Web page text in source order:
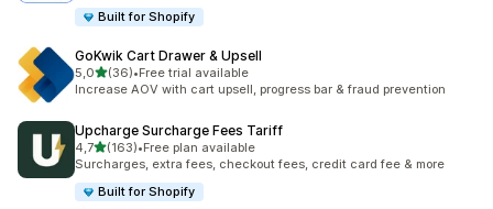
Built for Shopify
GoKwik Cart Drawer & Upsell
5,0de 5 estrelas
(36)
36 total de avaliações
•Free trial available
Increase AOV with cart upsell, progress bar & fraud prevention
Upcharge Surcharge Fees Tariff
4,7de 5 estrelas
(163)
163 total de avaliações
•Free plan available
Surcharges, extra fees, checkout fees, credit card fee & more
Built for Shopify